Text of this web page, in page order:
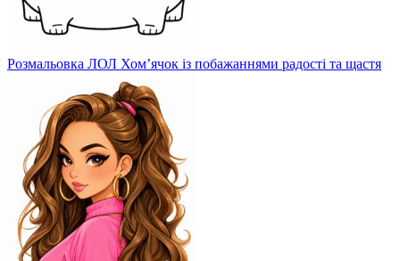
Розмальовка ЛОЛ Хом’ячок із побажаннями радості та щастя